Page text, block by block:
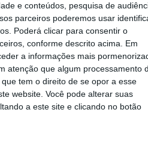
e conteúdos, pesquisa de
parceiros poderemos usar
Poderá clicar para consentir o
conforme descrito acima. Em
a informações mais
atenção que algum processamento
tem o direito de se opor a esse
website. Você pode alterar suas
a este site e clicando no botão
Tondela:
no Museu
os...
6 de Agosto, 2026